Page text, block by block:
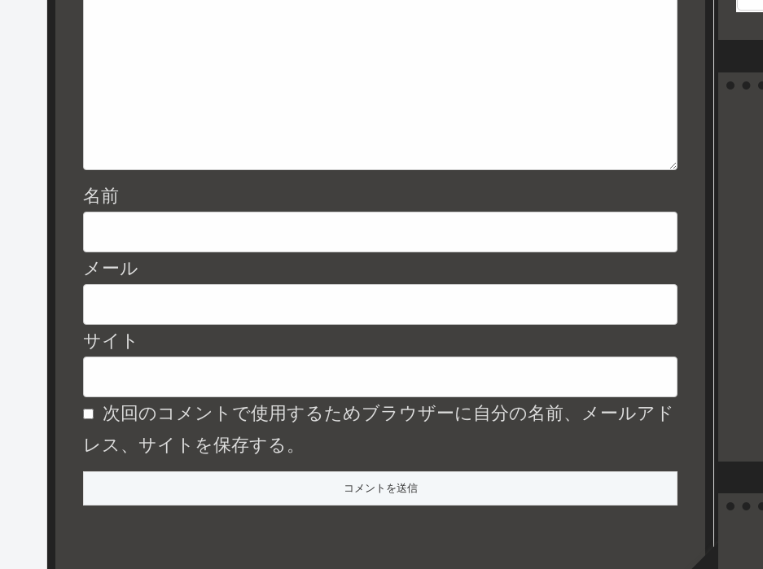
名前
メール
サイト
次回のコメントで使用するためブラウザーに自分の名前、メールアド
レス、サイトを保存する。